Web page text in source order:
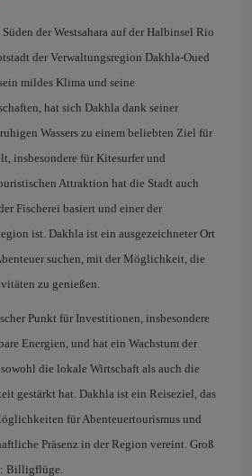
der Westsahara auf der Halbinsel Rio
der Verwaltungsregion Dakhla-Oued
mildes Klima und seine
hat sich Dakhla dank seiner
Wassers zu einem beliebten Ziel für
insbesondere für Kitesurfer und
Attraktion hat die Stadt auch
Fischerei basiert und einer der
ist. Dakhla ist ein ausgezeichneter Ort
suchen, mit der Möglichkeit, die
zu genießen.
Punkt für Investitionen, insbesondere
Energien, und hat ein Wachstum der
die lokale Wirtschaft als auch die
gestärkt hat. Dakhla ist ein Reiseziel, das
für Abenteuertourismus und
Präsenz in der Region vereint. Groß
Billigflüge.